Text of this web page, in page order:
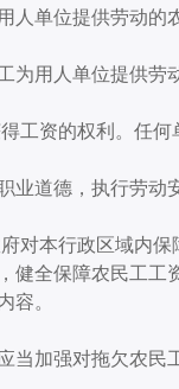
人单位提供劳动的
为用人单位提供劳
工资的权利。 任何
业道德，执行劳动
对本行政区域内
健全保障农民工
容。
当加强对拖欠农